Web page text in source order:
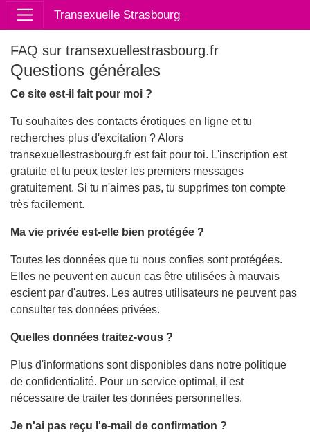
Transexuelle Strasbourg
FAQ sur transexuellestrasbourg.fr
Questions générales
Ce site est-il fait pour moi ?
Tu souhaites des contacts érotiques en ligne et tu
recherches plus d'excitation ? Alors
transexuellestrasbourg.fr est fait pour toi. L'inscription est
gratuite et tu peux tester les premiers messages
gratuitement. Si tu n'aimes pas, tu supprimes ton compte
très facilement.
Ma vie privée est-elle bien protégée ?
Toutes les données que tu nous confies sont protégées.
Elles ne peuvent en aucun cas être utilisées à mauvais
escient par d'autres. Les autres utilisateurs ne peuvent pas
consulter tes données privées.
Quelles données traitez-vous ?
Plus d'informations sont disponibles dans notre politique
de confidentialité. Pour un service optimal, il est
nécessaire de traiter tes données personnelles.
Je n'ai pas reçu l'e-mail de confirmation ?